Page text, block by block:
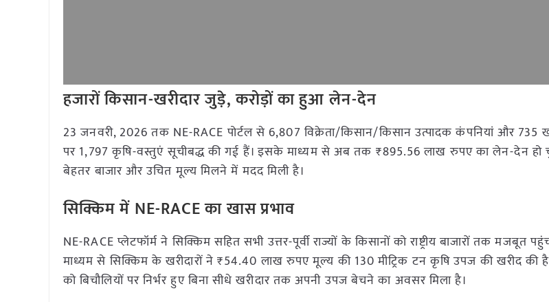
हजारों किसान-खरीदार जुड़े, करोड़ों का हुआ लेन-देन
23 जनवरी, 2026 तक NE-RACE पोर्टल से 6,807 विक्रेता/किसान/किसान उत्पादक कंपनियां और 735
पर 1,797 कृषि-वस्तुएं सूचीबद्ध की गई हैं। इसके माध्यम से अब तक ₹895.56 लाख रुपए का लेन-देन हो
बेहतर बाजार और उचित मूल्य मिलने में मदद मिली है।
सिक्किम में NE-RACE का खास प्रभाव
NE-RACE प्लेटफॉर्म ने सिक्किम सहित सभी उत्तर-पूर्वी राज्यों के किसानों को राष्ट्रीय बाजारों तक मजबूत
माध्यम से सिक्किम के खरीदारों ने ₹54.40 लाख रुपए मूल्य की 130 मीट्रिक टन कृषि उपज की खरीद की
को बिचौलियों पर निर्भर हुए बिना सीधे खरीदार तक अपनी उपज बेचने का अवसर मिला है।